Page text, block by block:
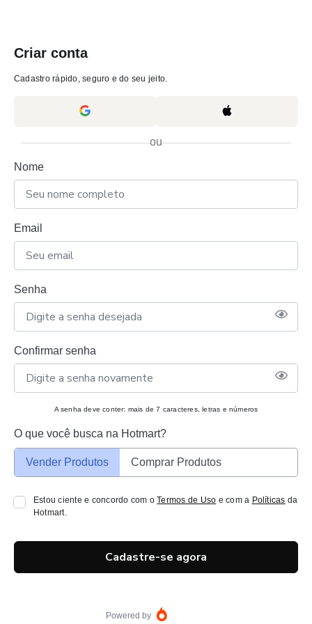
Criar conta
Cadastro rápido, seguro e do seu jeito.
ou
Nome
Email
Senha
Confirmar senha
A senha deve conter: mais de 7 caracteres, letras e números
O que você busca na Hotmart?
Vender Produtos Comprar Produtos
Estou ciente e concordo com oTermos de Uso e com a Políticas da
Hotmart.
Cadastre-se agora
Powered by